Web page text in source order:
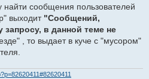
сообщения пользователей
выходит "Сообщений,
в данной теме не
, то выдает в куче с "мусором"